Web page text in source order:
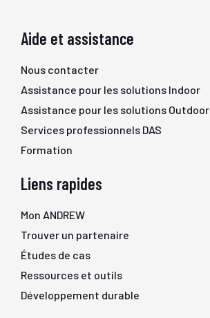
Aide et assistance
Nous contacter
Assistance pour les solutions Indoor
Assistance pour les solutions Outdoor
Services professionnels DAS
Formation
Liens rapides
Mon ANDREW
Trouver un partenaire
Études de cas
Ressources et outils
Développement durable